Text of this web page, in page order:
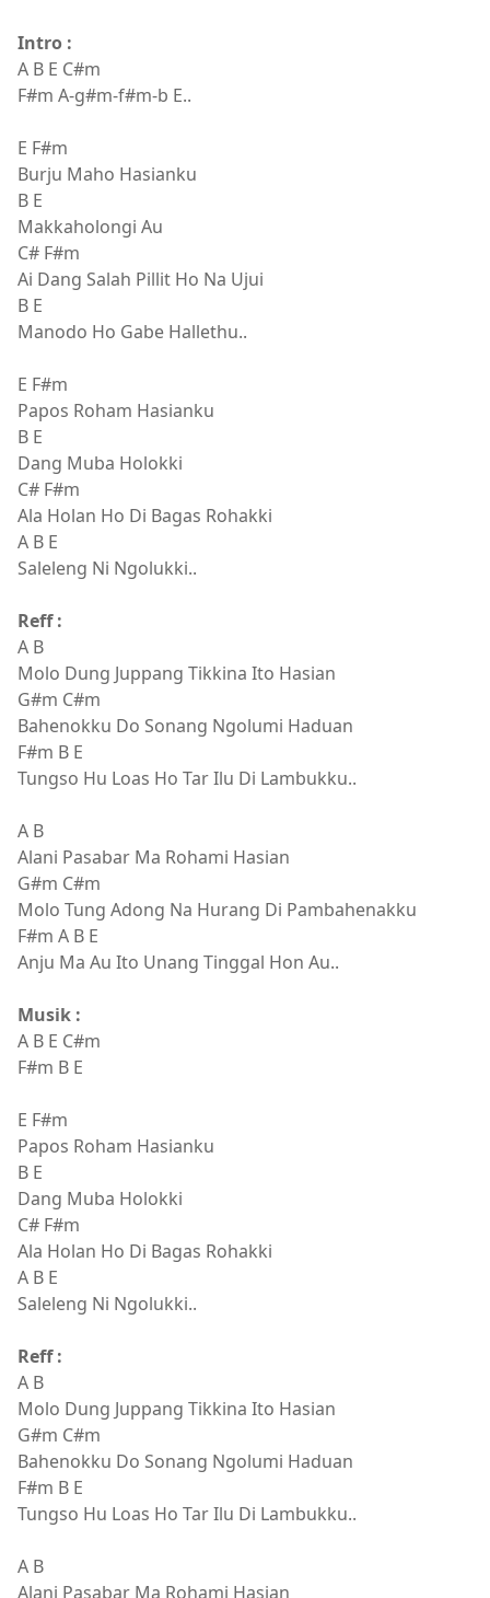
Intro :
A B E C#m
F#m A-g#m-f#m-b E..
E F#m
Burju Maho Hasianku
B E
Makkaholongi Au
C# F#m
Ai Dang Salah Pillit Ho Na Ujui
B E
Manodo Ho Gabe Hallethu..
E F#m
Papos Roham Hasianku
B E
Dang Muba Holokki
C# F#m
Ala Holan Ho Di Bagas Rohakki
A B E
Saleleng Ni Ngolukki..
Reff :
A B
Molo Dung Juppang Tikkina Ito Hasian
G#m C#m
Bahenokku Do Sonang Ngolumi Haduan
F#m B E
Tungso Hu Loas Ho Tar Ilu Di Lambukku..
A B
Alani Pasabar Ma Rohami Hasian
G#m C#m
Molo Tung Adong Na Hurang Di Pambahenakku
F#m A B E
Anju Ma Au Ito Unang Tinggal Hon Au..
Musik :
A B E C#m
F#m B E
E F#m
Papos Roham Hasianku
B E
Dang Muba Holokki
C# F#m
Ala Holan Ho Di Bagas Rohakki
A B E
Saleleng Ni Ngolukki..
Reff :
A B
Molo Dung Juppang Tikkina Ito Hasian
G#m C#m
Bahenokku Do Sonang Ngolumi Haduan
F#m B E
Tungso Hu Loas Ho Tar Ilu Di Lambukku..
A B
Alani Pasabar Ma Rohami Hasian